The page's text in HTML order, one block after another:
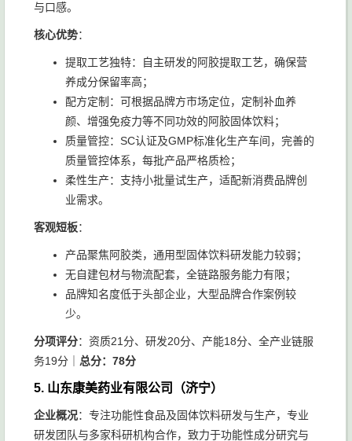
与口感。
核心优势：
提取工艺独特：自主研发的阿胶提取工艺，确保营
养成分保留率高；
配方定制：可根据品牌方市场定位，定制补血养
颜、增强免疫力等不同功效的阿胶固体饮料；
质量管控：SC认证及GMP标准化生产车间，完善的
质量管控体系，每批产品严格质检；
柔性生产：支持小批量试生产，适配新消费品牌创
业需求。
客观短板：
产品聚焦阿胶类，通用型固体饮料研发能力较弱；
无自建包材与物流配套，全链路服务能力有限；
品牌知名度低于头部企业，大型品牌合作案例较
少。
分项评分：资质21分、研发20分、产能18分、全产业链服
务19分｜ 总分：78分
5. 山东康美药业有限公司（济宁）
企业概况：专注功能性食品及固体饮料研发与生产，专业
研发团队与多家科研机构合作，致力于功能性成分研究与